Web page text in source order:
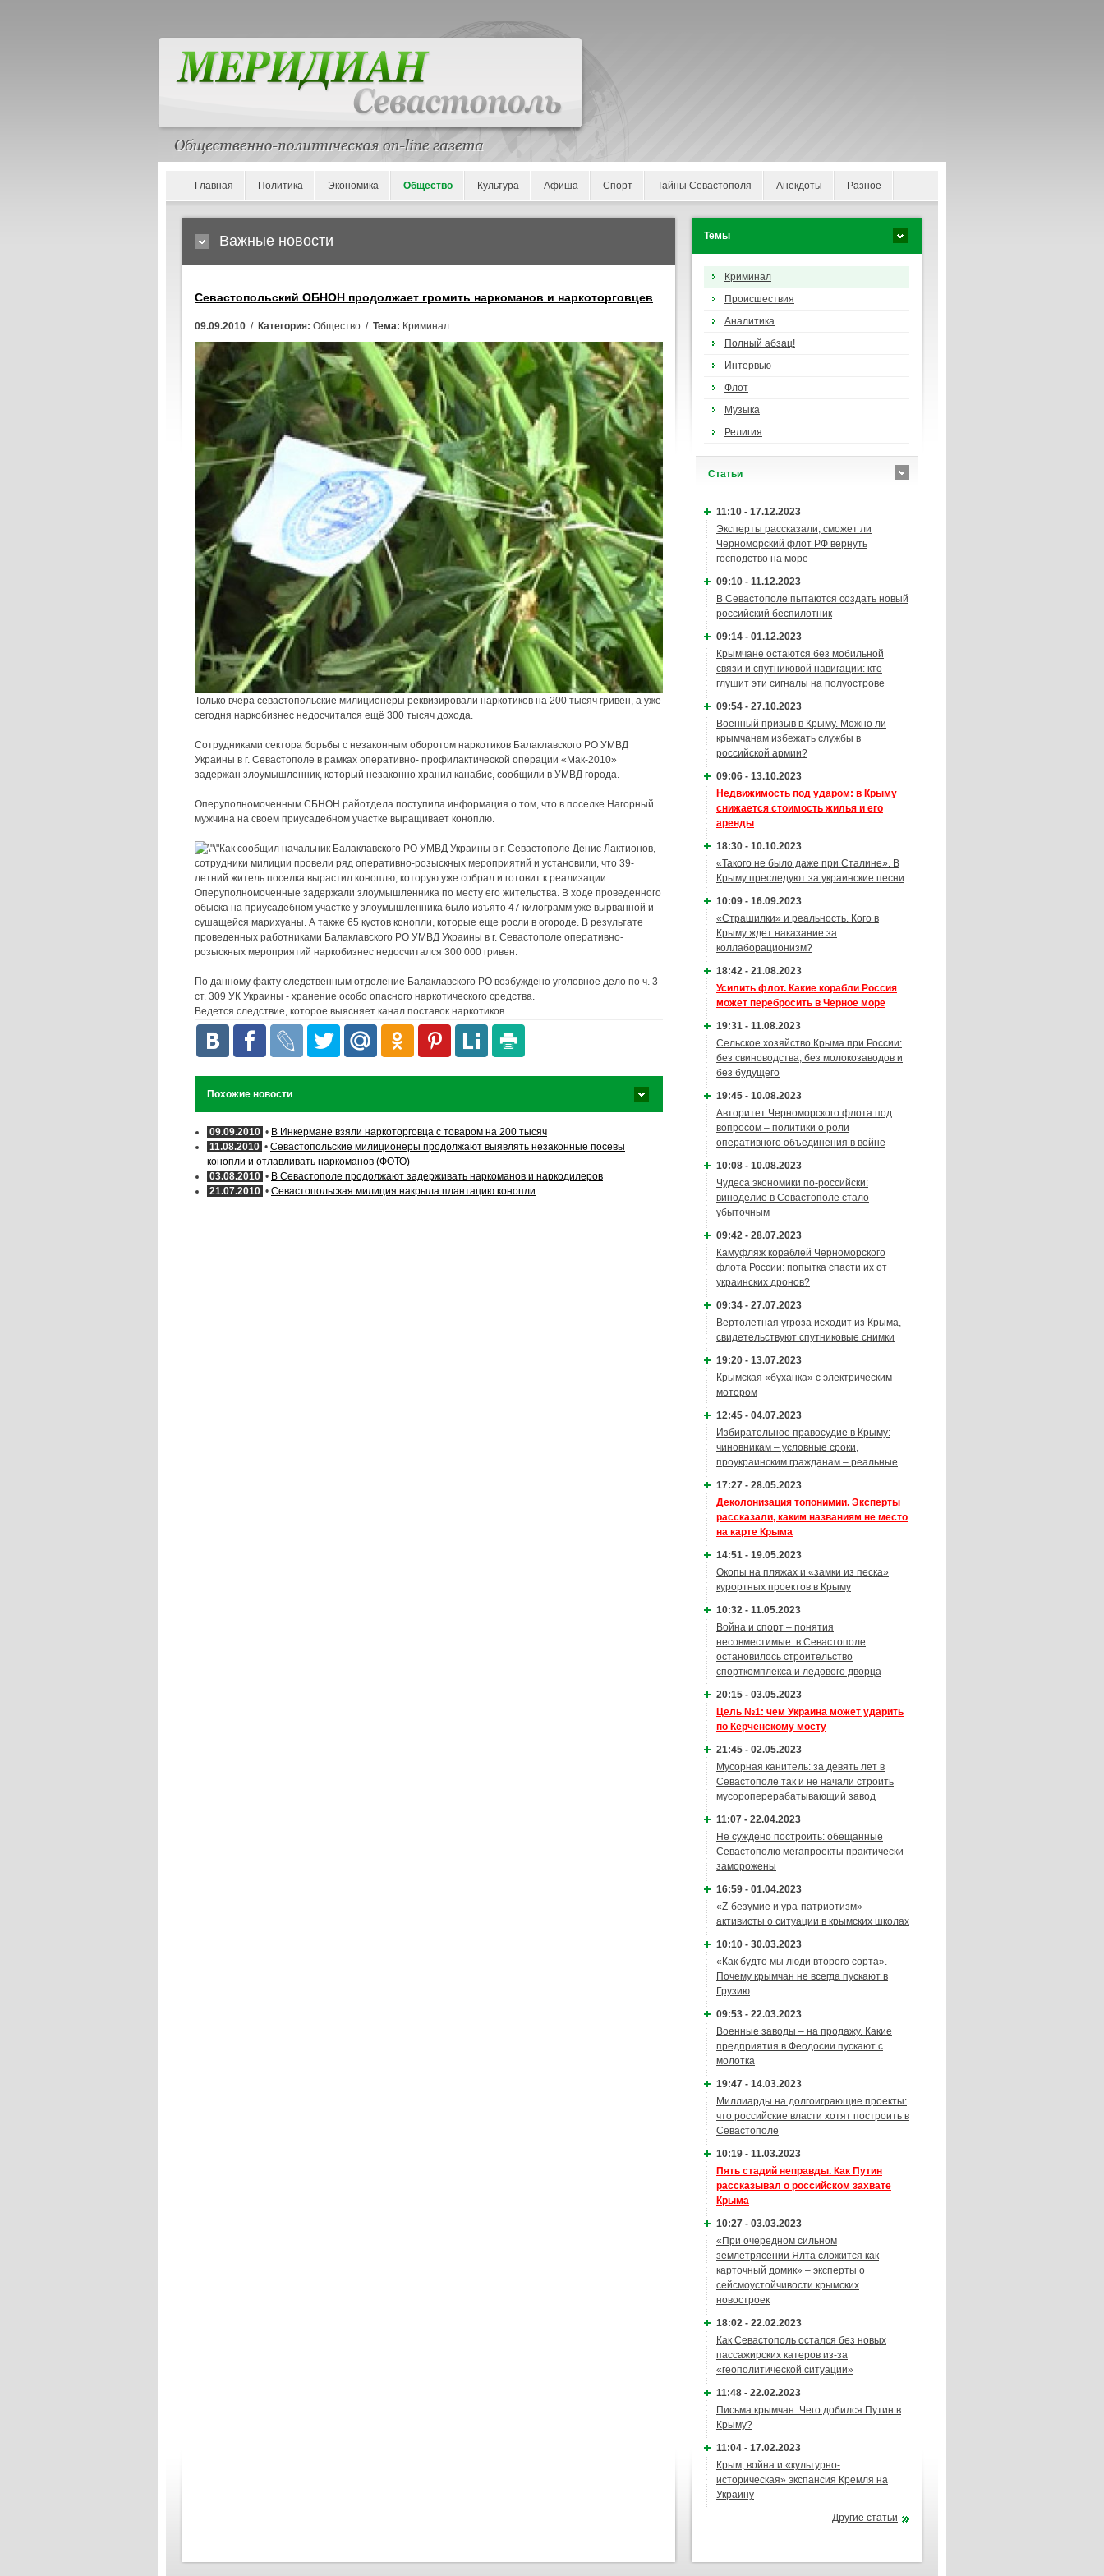
Главная Политика Экономика Общество Культура Афиша Спорт Тайны Севастополя Анекдоты Разное
Важные новости
Севастопольский ОБНОН продолжает громить наркоманов и наркоторговцев
09.09.2010 / Категория: Общество / Тема: Криминал
Только вчера севастопольские милиционеры реквизировали наркотиков на 200 тысяч гривен, а уже
сегодня наркобизнес недосчитался ещё 300 тысяч дохода.
Сотрудниками сектора борьбы с незаконным оборотом наркотиков Балаклавского РО УМВД
Украины в г. Севастополе в рамках оперативно- профилактической операции «Мак-2010»
задержан злоумышленник, который незаконно хранил канабис, сообщили в УМВД города.
Оперуполномоченным СБНОН райотдела поступила информация о том, что в поселке Нагорный
мужчина на своем приусадебном участке выращивает коноплю.
Как сообщил начальник Балаклавского РО УМВД Украины в г. Севастополе Денис Лактионов,
сотрудники милиции провели ряд оперативно-розыскных мероприятий и установили, что 39-
летний житель поселка вырастил коноплю, которую уже собрал и готовит к реализации.
Оперуполномоченные задержали злоумышленника по месту его жительства. В ходе проведенного
обыска на приусадебном участке у злоумышленника было изъято 47 килограмм уже вырванной и
сушащейся марихуаны. А также 65 кустов конопли, которые еще росли в огороде. В результате
проведенных работниками Балаклавского РО УМВД Украины в г. Севастополе оперативно-
розыскных мероприятий наркобизнес недосчитался 300 000 гривен.
По данному факту следственным отделение Балаклавского РО возбуждено уголовное дело по ч. 3
ст. 309 УК Украины - хранение особо опасного наркотического средства.
Ведется следствие, которое выясняет канал поставок наркотиков.
Похожие новости
09.09.2010 • В Инкермане взяли наркоторговца с товаром на 200 тысяч
11.08.2010 • Севастопольские милиционеры продолжают выявлять незаконные посевы
конопли и отлавливать наркоманов (ФОТО)
03.08.2010 • В Севастополе продолжают задерживать наркоманов и наркодилеров
21.07.2010 • Севастопольская милиция накрыла плантацию конопли
Темы
Криминал
Происшествия
Аналитика
Полный абзац!
Интервью
Флот
Музыка
Религия
Cтатьи
11:10 - 17.12.2023
Эксперты рассказали, сможет ли
Черноморский флот РФ вернуть
господство на море
09:10 - 11.12.2023
В Севастополе пытаются создать новый
российский беспилотник
09:14 - 01.12.2023
Крымчане остаются без мобильной
связи и спутниковой навигации: кто
глушит эти сигналы на полуострове
09:54 - 27.10.2023
Военный призыв в Крыму. Можно ли
крымчанам избежать службы в
российской армии?
09:06 - 13.10.2023
Недвижимость под ударом: в Крыму
снижается стоимость жилья и его
аренды
18:30 - 10.10.2023
«Такого не было даже при Сталине». В
Крыму преследуют за украинские песни
10:09 - 16.09.2023
«Страшилки» и реальность. Кого в
Крыму ждет наказание за
коллаборационизм?
18:42 - 21.08.2023
Усилить флот. Какие корабли Россия
может перебросить в Черное море
19:31 - 11.08.2023
Сельское хозяйство Крыма при России:
без свиноводства, без молокозаводов и
без будущего
19:45 - 10.08.2023
Авторитет Черноморского флота под
вопросом – политики о роли
оперативного объединения в войне
10:08 - 10.08.2023
Чудеса экономики по-российски:
виноделие в Севастополе стало
убыточным
09:42 - 28.07.2023
Камуфляж кораблей Черноморского
флота России: попытка спасти их от
украинских дронов?
09:34 - 27.07.2023
Вертолетная угроза исходит из Крыма,
свидетельствуют спутниковые снимки
19:20 - 13.07.2023
Крымская «буханка» с электрическим
мотором
12:45 - 04.07.2023
Избирательное правосудие в Крыму:
чиновникам – условные сроки,
проукраинским гражданам – реальные
17:27 - 28.05.2023
Деколонизация топонимии. Эксперты
рассказали, каким названиям не место
на карте Крыма
14:51 - 19.05.2023
Окопы на пляжах и «замки из песка»
курортных проектов в Крыму
10:32 - 11.05.2023
Война и спорт – понятия
несовместимые: в Севастополе
остановилось строительство
спорткомплекса и ледового дворца
20:15 - 03.05.2023
Цель №1: чем Украина может ударить
по Керченскому мосту
21:45 - 02.05.2023
Мусорная канитель: за девять лет в
Севастополе так и не начали строить
мусороперерабатывающий завод
11:07 - 22.04.2023
Не суждено построить: обещанные
Севастополю мегапроекты практически
заморожены
16:59 - 01.04.2023
«Z-безумие и ура-патриотизм» –
активисты о ситуации в крымских школах
10:10 - 30.03.2023
«Как будто мы люди второго сорта».
Почему крымчан не всегда пускают в
Грузию
09:53 - 22.03.2023
Военные заводы – на продажу. Какие
предприятия в Феодосии пускают с
молотка
19:47 - 14.03.2023
Миллиарды на долгоиграющие проекты:
что российские власти хотят построить в
Севастополе
10:19 - 11.03.2023
Пять стадий неправды. Как Путин
рассказывал о российском захвате
Крыма
10:27 - 03.03.2023
«При очередном сильном
землетрясении Ялта сложится как
карточный домик» – эксперты о
сейсмоустойчивости крымских
новостроек
18:02 - 22.02.2023
Как Севастополь остался без новых
пассажирских катеров из-за
«геополитической ситуации»
11:48 - 22.02.2023
Письма крымчан: Чего добился Путин в
Крыму?
11:04 - 17.02.2023
Крым, война и «культурно-
историческая» экспансия Кремля на
Украину
Другие статьи